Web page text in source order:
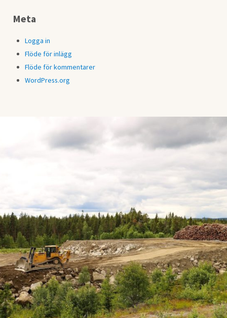
Meta
Logga in
Flöde för inlägg
Flöde för kommentarer
WordPress.org